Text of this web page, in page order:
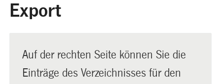
Export
Auf der rechten Seite können Sie die
Einträge des Verzeichnisses für den